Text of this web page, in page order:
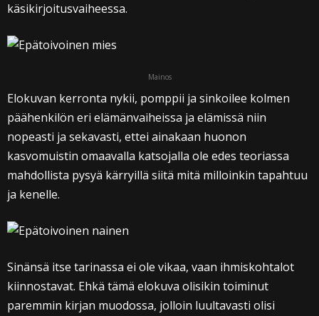
käsikirjoitusvaiheessa.
Mainos
Elokuvan kerronta nykii, pomppii ja sinkoilee kolmen
päähenkilön eri elämänvaiheissa ja elämissä niin
nopeasti ja sekavasti, ettei ainakaan huonon
kasvomuistin omaavalla katsojalla ole edes teoriassa
mahdollista pysyä kärryillä siitä mitä milloinkin tapahtuu
ja kenelle.
Sinänsä itse tarinassa ei ole vikaa, vaan ihmiskohtalot
kiinnostavat. Ehkä tämä elokuva olisikin toiminut
paremmin kirjan muodossa, jolloin luultavasti olisi